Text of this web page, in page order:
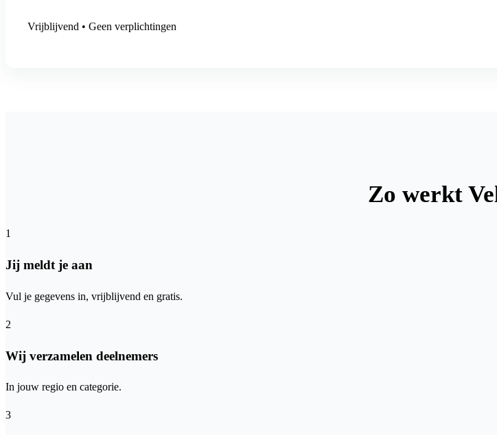
Vrijblijvend • Geen verplichtingen
Zo werkt
1
Jij meldt je aan
Vul je gegevens in, vrijblijvend en gratis.
2
Wij verzamelen deelnemers
In jouw regio en categorie.
3